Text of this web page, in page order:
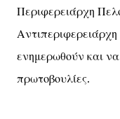
Περιφερειάρχη
ενημερωθούν και
πρωτοβουλίες.